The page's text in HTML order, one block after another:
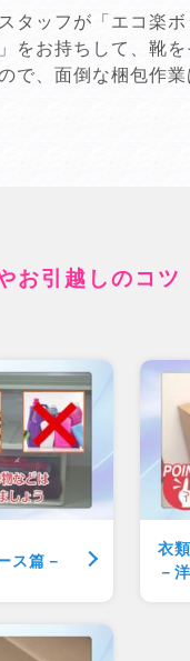
タッフが「エコ楽ボ
をお持ちして、靴を
で、面倒な梱包作業
お引越しのコツ
ス篇－
衣
－